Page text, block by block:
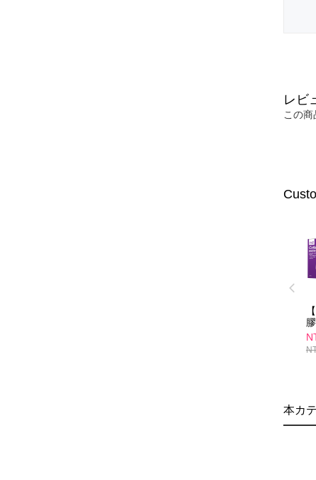
レビ
この
本カ